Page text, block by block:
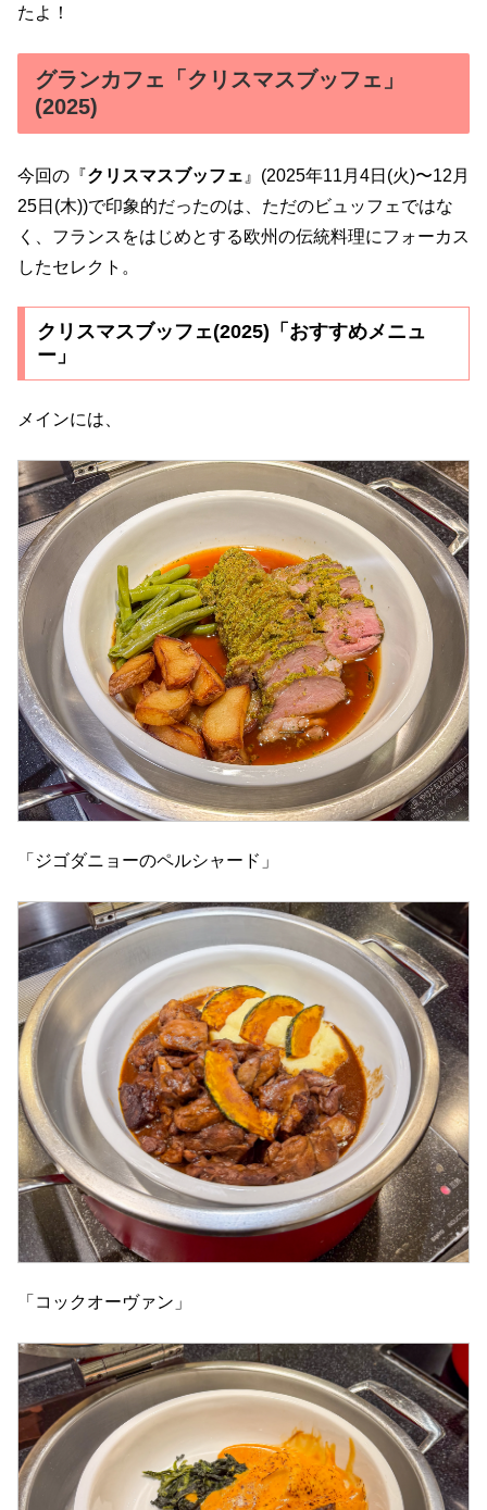
たよ！
グランカフェ「クリスマスブッフェ」
(2025)
今回の『クリスマスブッフェ 』(2025年11月4日(火)〜12月
25日(木))で印象的だったのは、ただのビュッフェではな
く、フランスをはじめとする欧州の伝統料理にフォーカス
したセレクト。
クリスマスブッフェ(2025)「おすすめメニュ
ー」
メインには、
「ジゴダニョーのペルシャード」
「コックオーヴァン」